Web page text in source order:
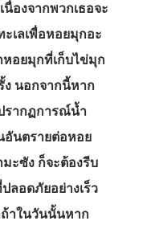
นื่องจากพวกเธอจะ
เลเพื่อหอยมุกอะ
หอยมุกที่เก็บไข่มุก
นอกจากนี้หาก
รากฏการณ์น้ำ
อันตรายต่อหอย
ะซัง ก็จะต้องรีบ
ลอดภัยอย่างเร็ว
ถ้าในวันนั้นหาก